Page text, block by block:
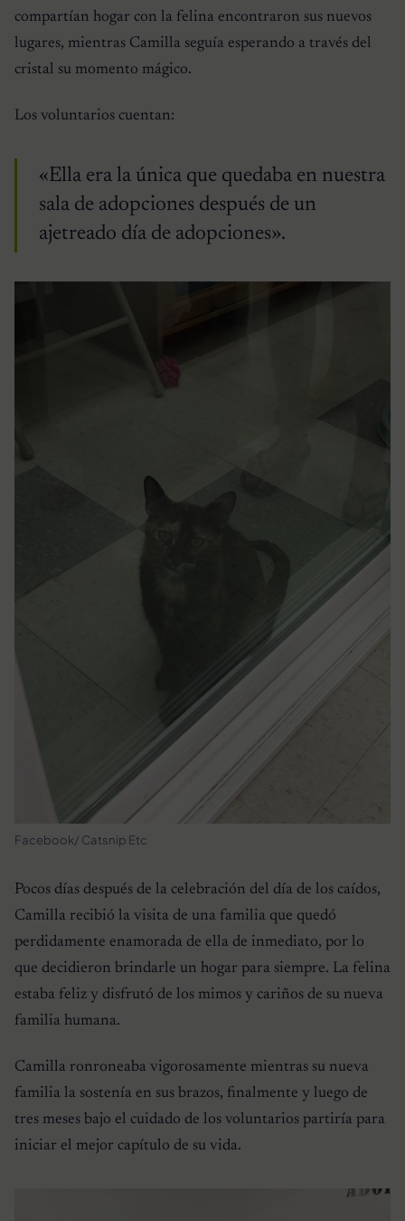
compartían hogar con la felina encontraron sus nuevos
lugares, mientras Camilla seguía esperando a través del
cristal su momento mágico.
Los voluntarios cuentan:
«Ella era la única que quedaba en nuestra
sala de adopciones después de un
ajetreado día de adopciones».
Facebook/ Catsnip Etc
Pocos días después de la celebración del día de los caídos,
Camilla recibió la visita de una familia que quedó
perdidamente enamorada de ella de inmediato, por lo
que decidieron brindarle un hogar para siempre. La felina
estaba feliz y disfrutó de los mimos y cariños de su nueva
familia humana.
Camilla ronroneaba vigorosamente mientras su nueva
familia la sostenía en sus brazos, finalmente y luego de
tres meses bajo el cuidado de los voluntarios partiría para
iniciar el mejor capítulo de su vida.